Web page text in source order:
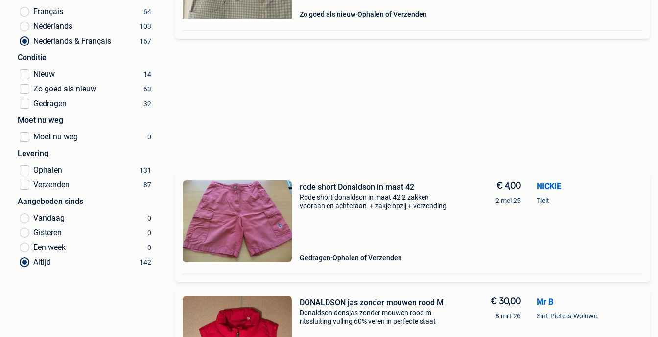
Français
64
Nederlands 103
Nederlands & Français 167
Conditie
Nieuw
14
Zo goed als nieuw 63
Gedragen 32
Moet nu weg
Moet nu weg
0
Levering
Ophalen
131
Verzenden 87
Aangeboden sinds
Vandaag
0
Gisteren 0
Een week 0
Altijd 142
Zo goed als nieuw Ophalen of Verzenden
rode short Donaldson in maat 42
Rode short donaldson in maat 42 2 zakken
vooraan en achteraan + zakje opzij + verzending
Gedragen Ophalen of Verzenden
€ 4,00
2 mei 25
NICKIE
Tielt
DONALDSON jas zonder mouwen rood M
Donaldson donsjas zonder mouwen rood m
ritssluiting vulling 60% veren in perfecte staat
€ 30,00
8 mrt 26
Mr B
Sint-Pieters-Woluwe